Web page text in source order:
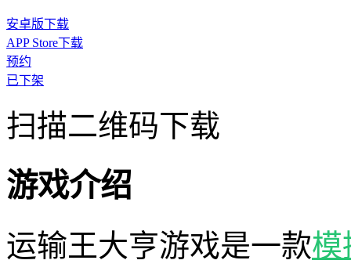
安卓版下载
APP Store下载
预约
已下架
扫描二维码下载
游戏介绍
运输王大亨游戏是一款模